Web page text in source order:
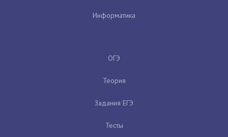
Информатика
ОГЭ
Теория
Задания ЕГЭ
Тесты